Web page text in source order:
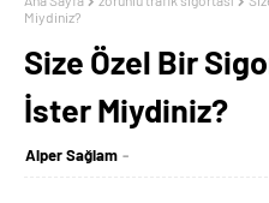
Miydiniz?
Size Özel Bir
İster Miydiniz?
Alper Sağlam